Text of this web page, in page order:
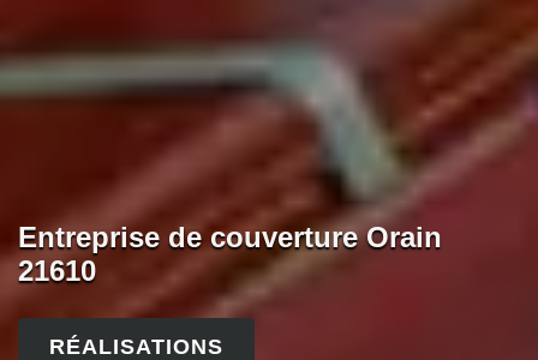
Entreprise de couverture Orain
21610
RÉALISATIONS